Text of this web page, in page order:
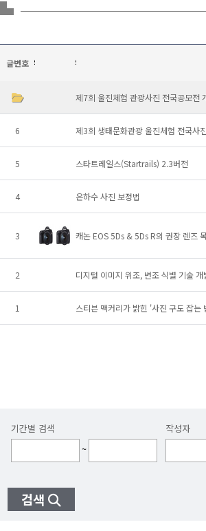
글번호
제7회 울진체험 관광사진 전국공모전
6 제3회 생태문화관광 울진체험 전국사
5 스타트레일스(Startrails) 2.3버전
4 은하수 사진 보정법
3 캐논 EOS 5Ds & 5Ds R의 권장 렌즈
2 디지털 이미지 위조, 변조 식별 기술 개
1 스티븐 맥커리가 밝힌 '사진 구도 잡는
기간별 검색
~
작성자
검색